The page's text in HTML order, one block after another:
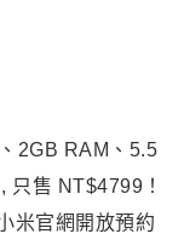
2GB RAM、5.5
只售 NT$4799！
米官網開放預約